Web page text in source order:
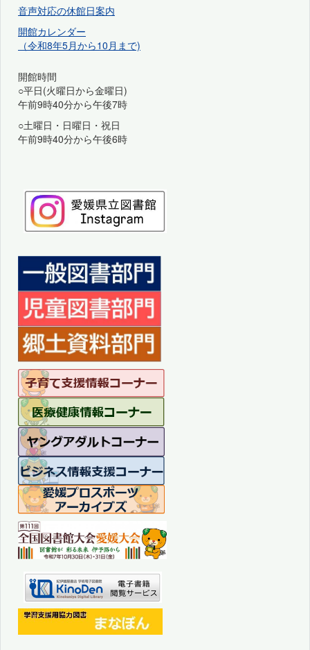
音声対応の休館日案内
開館カレンダー
（令和8年5月から10月まで)
開館時間
○平日(火曜日から金曜日)
午前9時40分から午後7時
○土曜日・日曜日・祝日
午前9時40分から午後6時